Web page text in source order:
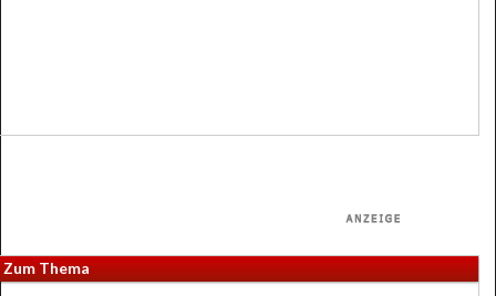
Zum Thema